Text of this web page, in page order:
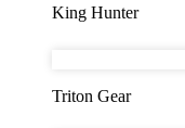
King Hunter
Triton Gear